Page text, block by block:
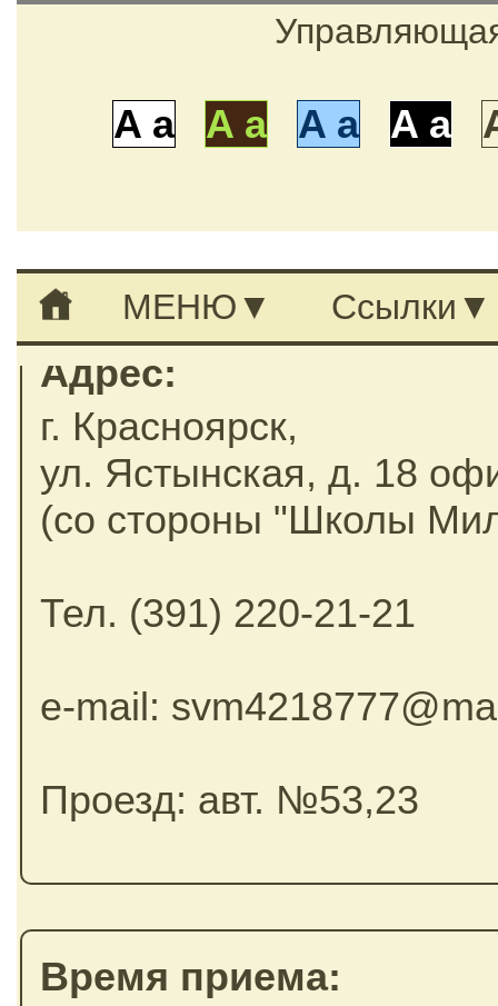
A a A a A a A a
МЕНЮ Ссылки
Адрес:
г. Красноярск,
ул. Ястынская, д. 18
(со стороны "Школы
Тел. (391) 220-21-21
e-mail:
Проезд: авт. №53,23
Время приема: